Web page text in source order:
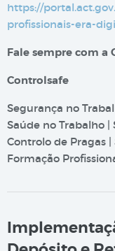
https://
profissionais-era-
Fale sempre com a
Controlsafe
Segurança no
Saúde no Trabalho
Controlo de Pragas
Formação